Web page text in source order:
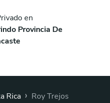
en
Provincia De
Rica › Roy Trejos